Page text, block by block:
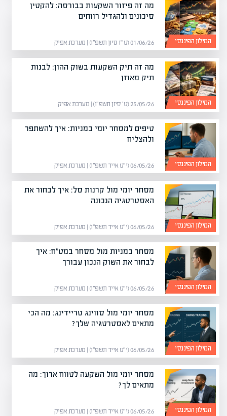
המילון הפיננסי
מה זה פיזור השקעות בבורסה: להקטין
סיכונים ולהגדיל רווחים
01/06/26 (ט״ז סיון תשפ״ו) | מערכת אפיק
המילון הפיננסי
מה זה תיק השקעות בשוק ההון: לבנות
תיק מאוזן
25/05/26 (ט׳ סיון תשפ״ו) | מערכת אפיק
המילון הפיננסי
טיפים למסחר יומי במניות: איך להשתפר
ולהצליח
06/05/26 (י״ט אייר תשפ״ו) | מערכת אפיק
המילון הפיננסי
מסחר יומי מול קרנות סל: איך לבחור את
האסטרטגיה הנכונה
06/05/26 (י״ט אייר תשפ״ו) | מערכת אפיק
המילון הפיננסי
מסחר במניות מול מסחר במט"ח: איך
לבחור את השוק הנכון עבורך
06/05/26 (י״ט אייר תשפ״ו) | מערכת אפיק
המילון הפיננסי
מסחר יומי מול סווינג טריידינג: מה הכי
מתאים לאסטרטגיה שלך?
06/05/26 (י״ט אייר תשפ״ו) | מערכת אפיק
המילון הפיננסי
מסחר יומי מול השקעה לטווח ארוך: מה
מתאים לך?
06/05/26 (י״ט אייר תשפ״ו) | מערכת אפיק